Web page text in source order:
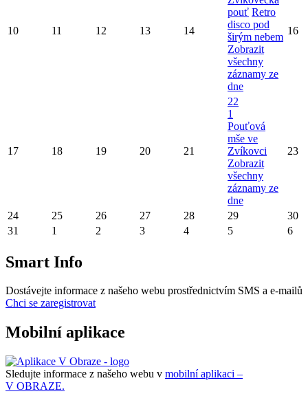
10 11 12 13 14
pouť Retro
disco pod
širým nebem
Zobrazit
všechny
záznamy ze
dne
16
17 18 19 20 21
22
1
Pouťová
mše ve
Zvíkovci
Zobrazit
všechny
záznamy ze
dne
23
24 25 26 27 28 29
30
31
1 2 3 4 5 6
Smart Info
Dostávejte informace z našeho webu prostřednictvím SMS a e-mailů
Chci se zaregistrovat
Mobilní aplikace
Sledujte informace z našeho webu v mobilní aplikaci –
V OBRAZE.